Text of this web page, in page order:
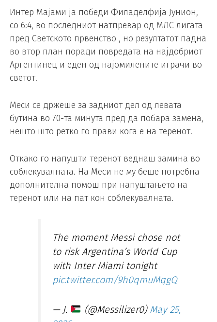
Интер Мајами ја победи Филаделфија Јунион,
со 6:4, во последниот натпревар од МЛС лигата
пред Светското првенство , но резултатот падна
во втор план поради повредата на најдобриот
Аргентинец и еден од најомилените играчи во
светот.
Меси се држеше за задниот дел од левата
бутина во 70-та минута пред да побара замена,
нешто што ретко го прави кога е на теренот.
Откако го напушти теренот веднаш замина во
соблекувалната. На Меси не му беше потребна
дополнителна помош при напуштањето на
теренот или на пат кон соблекувалната.
The moment Messi chose not
to risk Argentina’s World Cup
with Inter Miami tonight
pic.twitter.com/9h0qmuMqgQ
— J. (@Messilizer0) May 25,